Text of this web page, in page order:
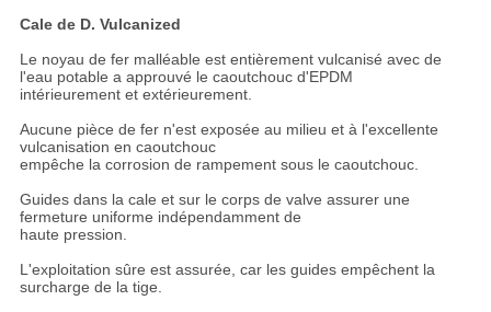
Cale de D. Vulcanized
Le noyau de fer malléable est entièrement vulcanisé avec de
l'eau potable a approuvé le caoutchouc d'EPDM
intérieurement et extérieurement.
Aucune pièce de fer n'est exposée au milieu et à l'excellente
vulcanisation en caoutchouc
empêche la corrosion de rampement sous le caoutchouc.
Guides dans la cale et sur le corps de valve assurer une
fermeture uniforme indépendamment de
haute pression.
L'exploitation sûre est assurée, car les guides empêchent la
surcharge de la tige.